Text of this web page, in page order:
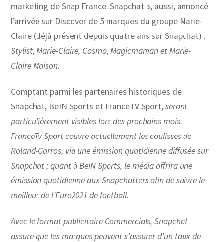
marketing de Snap France. Snapchat a, aussi, annoncé
l’arrivée sur Discover de 5 marques du groupe Marie-
Claire (déjà présent depuis quatre ans sur Snapchat) :
Stylist, Marie-Claire, Cosmo, Magicmaman et Marie-
Claire Maison.
Comptant parmi les partenaires historiques de
Snapchat, BeIN Sports et FranceTV Sport,seront
particulièrement visibles lors des prochains mois.
FranceTv Sport couvre actuellement les coulisses de
Roland-Garros, via une émission quotidienne diffusée sur
Snapchat ; quant à BeIN Sports, le média offrira une
émission quotidienne aux Snapchatters afin de suivre le
meilleur de l’Euro2021 de football.
Avec le format publicitaire Commercials, Snapchat
assure que les marques peuvent s’assurer d’un taux de